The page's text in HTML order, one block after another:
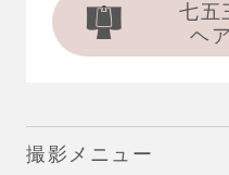
七五
ヘ
撮影メニュー